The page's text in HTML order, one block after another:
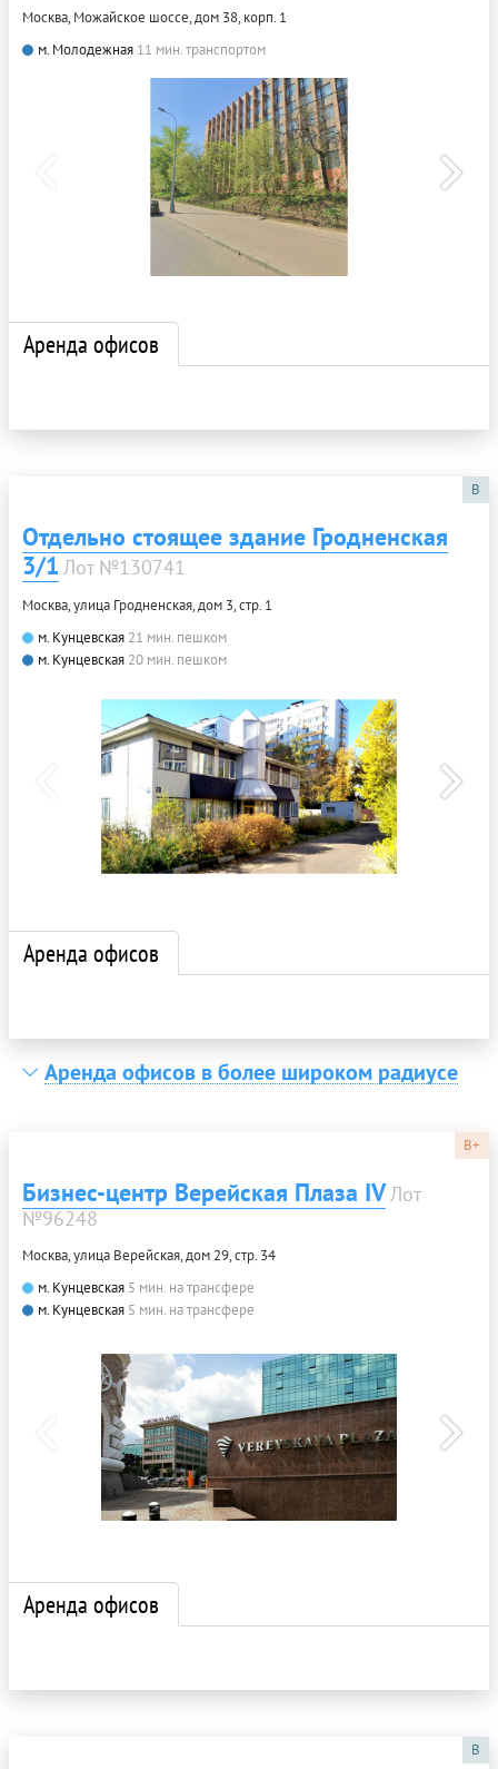
Москва, Можайское шоссе, дом 38, корп. 1
м. Молодежная 11 мин. транспортом
Аренда офисов
B
Отдельно стоящее здание Гродненская
3/1 Лот №130741
Москва, улица Гродненская, дом 3, стр. 1
м. Кунцевская 21 мин. пешком
м. Кунцевская 20 мин. пешком
Аренда офисов
Аренда офисов в более широком радиусе
B+
Бизнес-центр Верейская Плаза IVЛот
№96248
Москва, улица Верейская, дом 29, стр. 34
м. Кунцевская 5 мин. на трансфере
м. Кунцевская 5 мин. на трансфере
Аренда офисов
B